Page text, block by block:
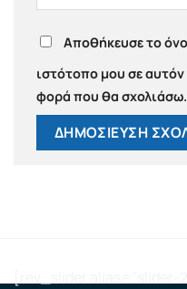
Αποθήκευσε το
ιστότοπο μου σε
φορά που θα σχολιάσω.